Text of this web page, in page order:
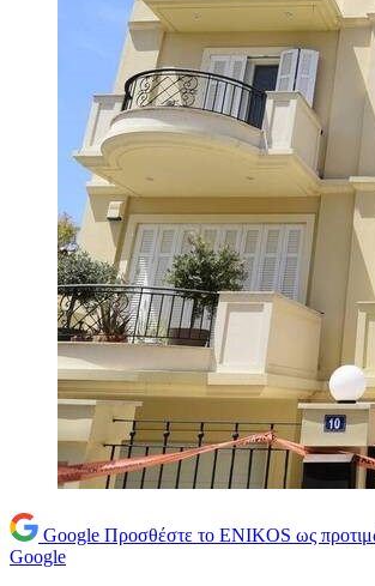
Google Προσθέστε το ENIKOS ως
Google